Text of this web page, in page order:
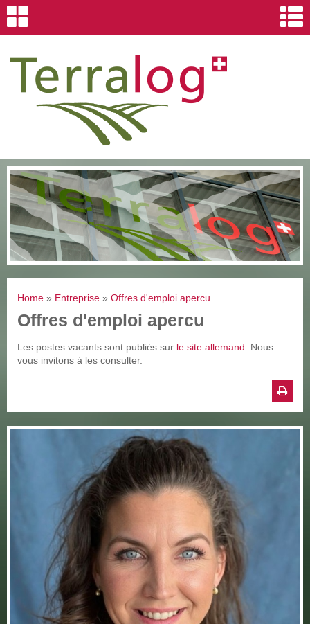
Home » Entreprise » Offres d'emploi apercu
Offres d'emploi apercu
Les postes vacants sont publiés sur le site allemand . Nous
vous invitons à les consulter.